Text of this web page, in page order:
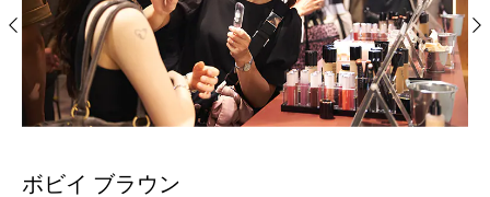
ボビイ ブラウン